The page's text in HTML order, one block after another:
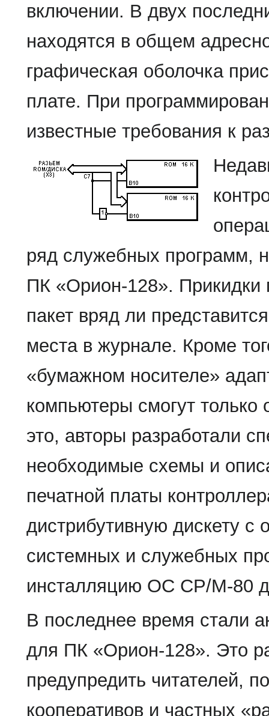
включении. В двух
находятся в общем
графическая оболочка
плате. При
известные требования к
ряд служебных программ,
ПК «Орион-128». Прикидки
пакет вряд ли
места в журнале. Кроме
«бумажном носителе»
компьютеры смогут
это, авторы разработали
необходимые схемы и
печатной платы
дистрибутивную дискету
системных и служебных
инсталляцию ОС СР/М-80
В последнее время стали
для ПК «Орион-128». Это
предупредить читателей,
кооперативов и частных